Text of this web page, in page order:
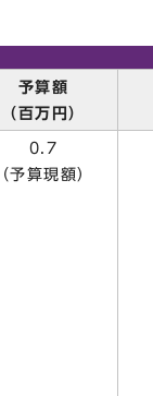
予算額
（百万円）
0.7
（予算現額）